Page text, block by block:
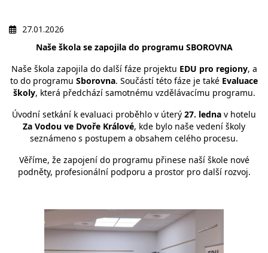
27.01.2026
Naše škola se zapojila do programu SBOROVNA
Naše škola zapojila do další fáze projektu EDU pro regiony, a
to do programu Sborovna. Součástí této fáze je také Evaluace
školy, která předchází samotnému vzdělávacímu programu.
Úvodní setkání k evaluaci proběhlo v úterý 27. ledna v hotelu
Za Vodou ve Dvoře Králové, kde bylo naše vedení školy
seznámeno s postupem a obsahem celého procesu.
Věříme, že zapojení do programu přinese naší škole nové
podněty, profesionální podporu a prostor pro další rozvoj.